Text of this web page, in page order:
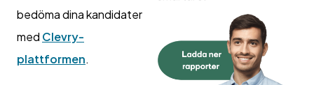
bedöma dina kandidater
med Clevry-
plattformen.